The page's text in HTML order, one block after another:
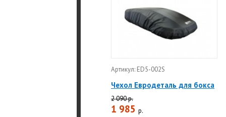
Артикул: ED5-002S
Чехол Евродеталь для бокса
2 090 р.
1 985 р.